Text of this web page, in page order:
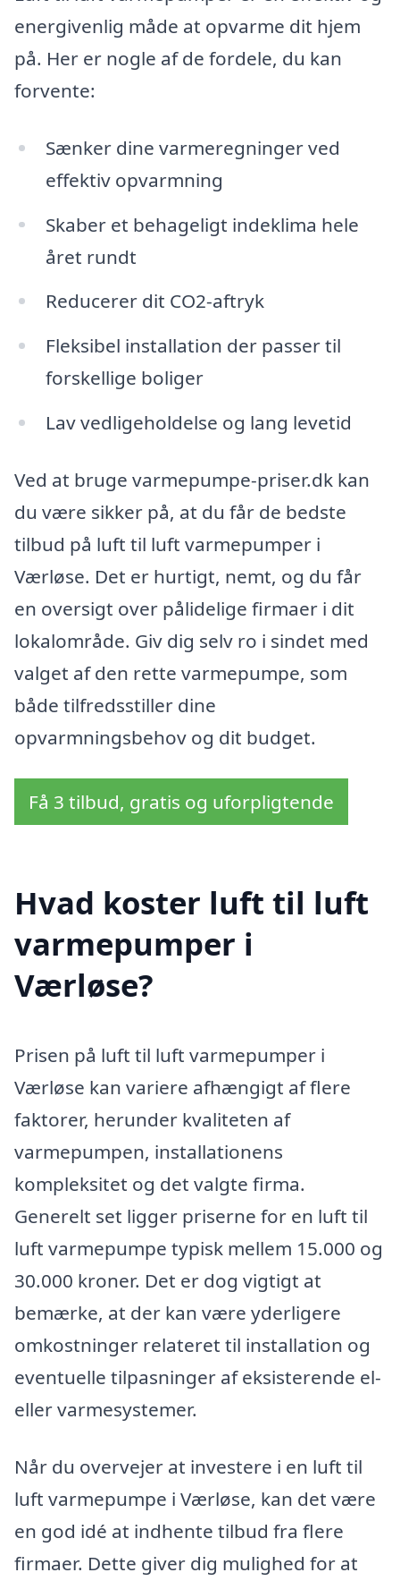
energivenlig måde at opvarme dit hjem
på. Her er nogle af de fordele, du kan
forvente:
Sænker dine varmeregninger ved
effektiv opvarmning
Skaber et behageligt indeklima hele
året rundt
Reducerer dit CO2-aftryk
Fleksibel installation der passer til
forskellige boliger
Lav vedligeholdelse og lang levetid
Ved at bruge varmepumpe-priser.dk kan
du være sikker på, at du får de bedste
tilbud på luft til luft varmepumper i
Værløse. Det er hurtigt, nemt, og du får
en oversigt over pålidelige firmaer i dit
lokalområde. Giv dig selv ro i sindet med
valget af den rette varmepumpe, som
både tilfredsstiller dine
opvarmningsbehov og dit budget.
Få 3 tilbud, gratis og uforpligtende
Hvad koster luft til luft
varmepumper i
Værløse?
Prisen på luft til luft varmepumper i
Værløse kan variere afhængigt af flere
faktorer, herunder kvaliteten af
varmepumpen, installationens
kompleksitet og det valgte firma.
Generelt set ligger priserne for en luft til
luft varmepumpe typisk mellem 15.000 og
30.000 kroner. Det er dog vigtigt at
bemærke, at der kan være yderligere
omkostninger relateret til installation og
eventuelle tilpasninger af eksisterende el-
eller varmesystemer.
Når du overvejer at investere i en luft til
luft varmepumpe i Værløse, kan det være
en god idé at indhente tilbud fra flere
firmaer. Dette giver dig mulighed for at